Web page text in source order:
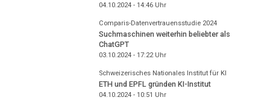
04.10.2024 - 14:46Uhr
Comparis-Datenvertrauensstudie 2024
Suchmaschinen weiterhin beliebter als
ChatGPT
03.10.2024 - 17:22Uhr
Schweizerisches Nationales Institut für KI
ETH und EPFL gründen KI-Institut
04.10.2024 - 10:51 Uhr